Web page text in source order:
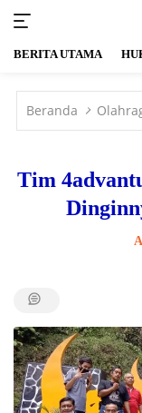
konten
BERITA UTAMA
Beranda
Tim